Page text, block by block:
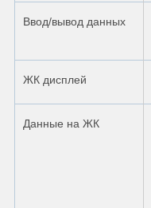
Ввод/вывод данных
ЖК дисплей
Данные на ЖК